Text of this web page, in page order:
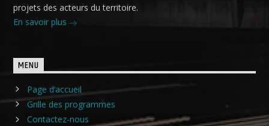
projets des acteurs du territoire.
En savoir plus
MENU
Page d’accueil
Grille des programmes
Contactez-nous